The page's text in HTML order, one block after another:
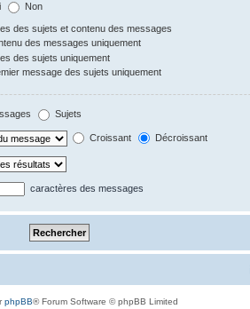
Non
des sujets et contenu des messages
des messages uniquement
des sujets uniquement
message des sujets uniquement
Sujets
Croissant Décroissant
caractères des messages
phpBB® Forum Software © phpBB Limited